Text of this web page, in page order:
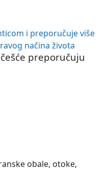
preporučuju
obale, otoke,